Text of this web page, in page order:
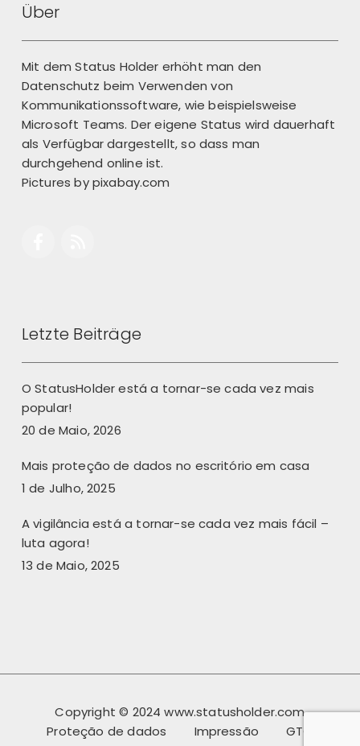
Über
Mit dem Status Holder erhöht man den
Datenschutz beim Verwenden von
Kommunikationssoftware, wie beispielsweise
Microsoft Teams. Der eigene Status wird dauerhaft
als Verfügbar dargestellt, so dass man
durchgehend online ist.
Pictures bypixabay.com
Letzte Beiträge
O StatusHolder está a tornar-se cada vez mais
popular!
20 de Maio, 2026
Mais proteção de dados no escritório em casa
1 de Julho, 2025
A vigilância está a tornar-se cada vez mais fácil –
luta agora!
13 de Maio, 2025
Copyright © 2024 www.statusholder.com
Proteção de dados
Impressão GTC